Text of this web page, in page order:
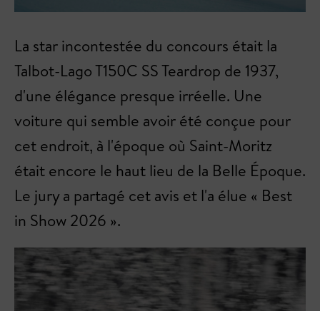
La star incontestée du concours était la
Talbot-Lago T150C SS Teardrop de 1937,
d'une élégance presque irréelle. Une
voiture qui semble avoir été conçue pour
cet endroit, à l'époque où Saint-Moritz
était encore le haut lieu de la Belle Époque.
Le jury a partagé cet avis et l'a élue « Best
in Show 2026 ».